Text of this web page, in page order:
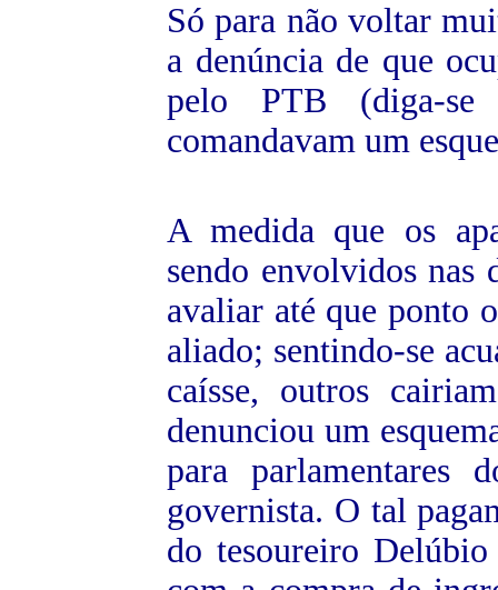
Só para não voltar
a denúncia de que
pelo PTB (diga-se
comandavam um
A medida que os
sendo envolvidos nas
avaliar até que ponto
aliado; sentindo-se
caísse, outros
denunciou um
para
governista. O tal
do tesoureiro Delúbio